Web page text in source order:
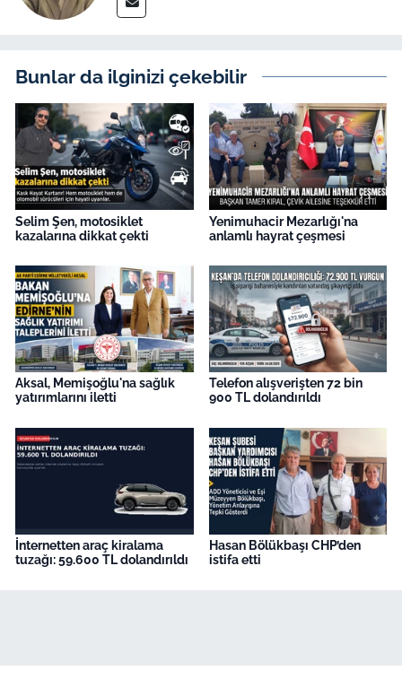
Bunlar da ilginizi çekebilir
Selim Şen, motosiklet
kazalarına dikkat çekti
Yenimuhacir Mezarlığı'na
anlamlı hayrat çeşmesi
Aksal, Memişoğlu'na sağlık
yatırımlarını iletti
Telefon alışverişten 72 bin
900 TL dolandırıldı
İnternetten araç kiralama
tuzağı: 59.600 TL dolandırıldı
Hasan Bölükbaşı CHP’den
istifa etti